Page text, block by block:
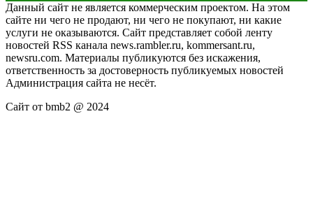
Данный сайт не является коммерческим проектом. На этом
сайте ни чего не продают, ни чего не покупают, ни какие
услуги не оказываются. Сайт представляет собой ленту
новостей RSS канала news.rambler.ru, kommersant.ru,
newsru.com. Материалы публикуются без искажения,
ответственность за достоверность публикуемых новостей
Администрация сайта не несёт.
Сайт от bmb2 @ 2024